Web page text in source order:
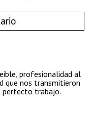
profesionalidad al
que nos transmitieron
perfecto trabajo.